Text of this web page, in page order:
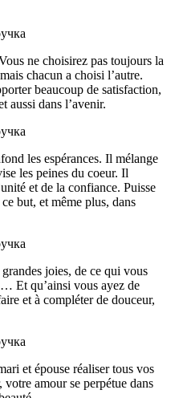
ne choisirez pas toujours la
chacun a choisi l’autre.
beaucoup de satisfaction,
aussi dans l’avenir.
les espérances. Il mélange
les peines du coeur. Il
et de la confiance. Puisse
but, et même plus, dans
joies, de ce qui vous
Et qu’ainsi vous ayez de
et à compléter de douceur,
et épouse réaliser tous vos
amour se perpétue dans